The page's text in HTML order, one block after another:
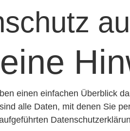
einen einfachen Überblick
alle Daten, mit denen Sie